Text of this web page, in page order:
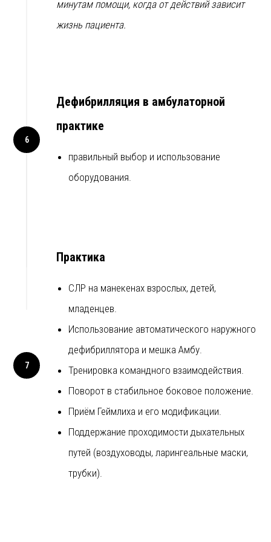
Сертификат: «Expert in Medical Simulation Education»
EuroMedSim (Германия)
помощи
Член Научно-практического общества анестезиологов
и реаниматологов Санкт-Петербурга
усвоения и качество отработки навыка»
центра медицины катастроф»
минутам помощи, когда от действий зависит
жизнь пациента.
Дефибрилляция в амбулаторной
практике
правильный выбор и использование
оборудования.
Практика
СЛР на манекенах взрослых, детей,
младенцев.
Использование автоматического наружного
дефибриллятора и мешка Амбу.
Тренировка командного взаимодействия.
Поворот в стабильное боковое положение.
Приём Геймлиха и его модификации.
Поддержание проходимости дыхательных
путей (воздуховоды, ларингеальные маски,
трубки).